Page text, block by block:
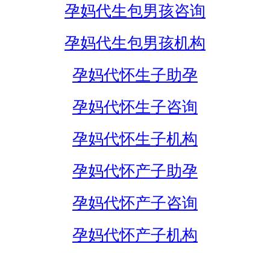
孕妈代生包男孩咨询
孕妈代生包男孩机构
孕妈代怀生子助孕
孕妈代怀生子咨询
孕妈代怀生子机构
孕妈代怀产子助孕
孕妈代怀产子咨询
孕妈代怀产子机构